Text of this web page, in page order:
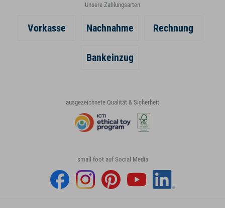
Unsere Zahlungsarten
Vorkasse Nachnahme Rechnung
Bankeinzug
ausgezeichnete Qualität & Sicherheit
small foot auf Social Media